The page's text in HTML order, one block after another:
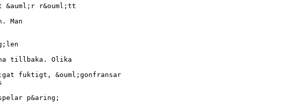
&auml;r r&ouml;tt
Man
tillbaka. Olika
fuktigt, &ouml;gonfransar
p&aring;